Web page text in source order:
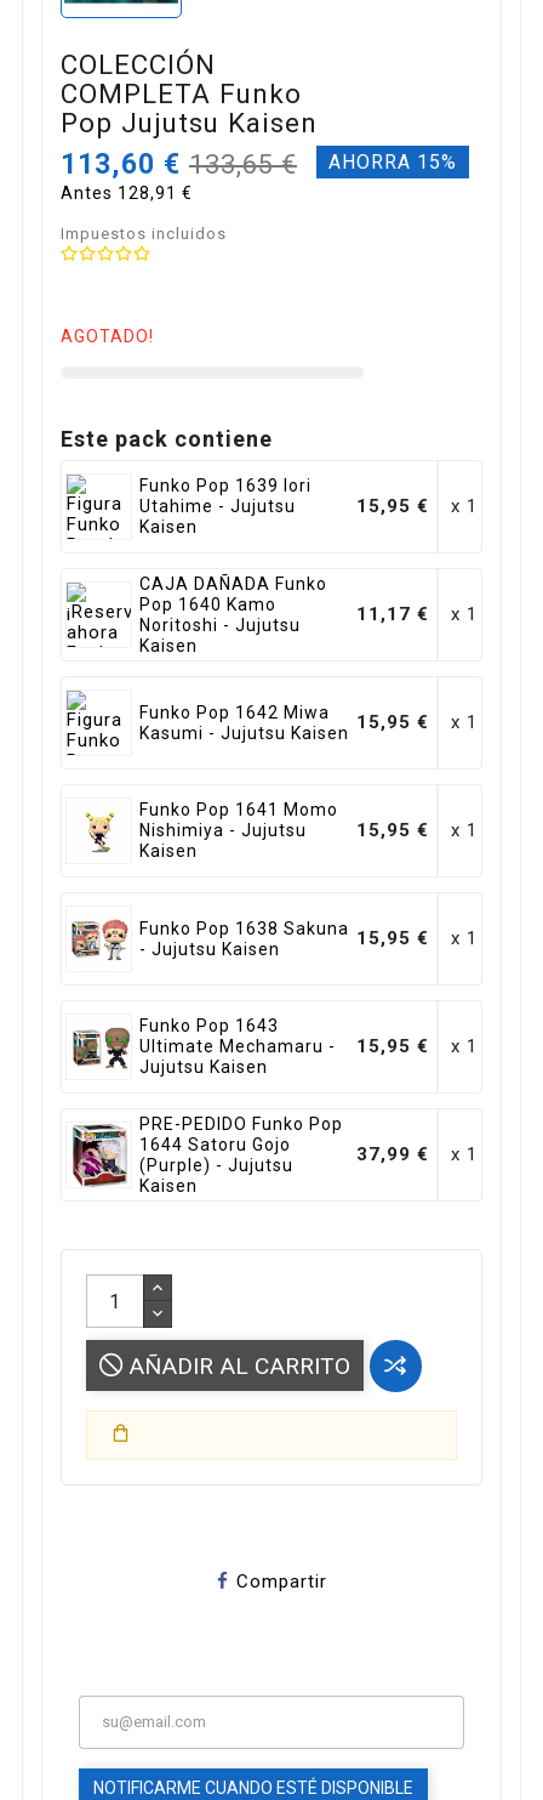
COLECCIÓN
COMPLETA Funko
Pop Jujutsu Kaisen
113,60 € 133,65 € AHORRA 15%
Antes 128,91 €
Impuestos incluidos
AGOTADO!
Este pack contiene
Funko Pop 1639 Iori
Utahime - Jujutsu
Kaisen
15,95 € x 1
CAJA DAÑADA Funko
Pop 1640 Kamo
Noritoshi - Jujutsu
Kaisen
11,17 € x 1
Funko Pop 1642 Miwa
Kasumi - Jujutsu Kaisen 15,95 € x 1
Funko Pop 1641 Momo
Nishimiya - Jujutsu
Kaisen
15,95 € x 1
Funko Pop 1638 Sakuna
- Jujutsu Kaisen
15,95 € x 1
Funko Pop 1643
Ultimate Mechamaru -
Jujutsu Kaisen
15,95 € x 1
PRE-PEDIDO Funko Pop
1644 Satoru Gojo
(Purple) - Jujutsu
Kaisen
37,99 € x 1
AÑADIR AL CARRITO
Compartir
NOTIFICARME CUANDO ESTÉ DISPONIBLE